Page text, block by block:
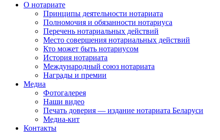
О нотариате
Принципы деятельности нотариата
Полномочия и обязанности нотариуса
Перечень нотариальных действий
Место совершения нотариальных действий
Кто может быть нотариусом
История нотариата
Международный союз нотариата
Награды и премии
Медиа
Фотогалерея
Наши видео
Печать доверия — издание нотариата Беларуси
Медиа-кит
Контакты